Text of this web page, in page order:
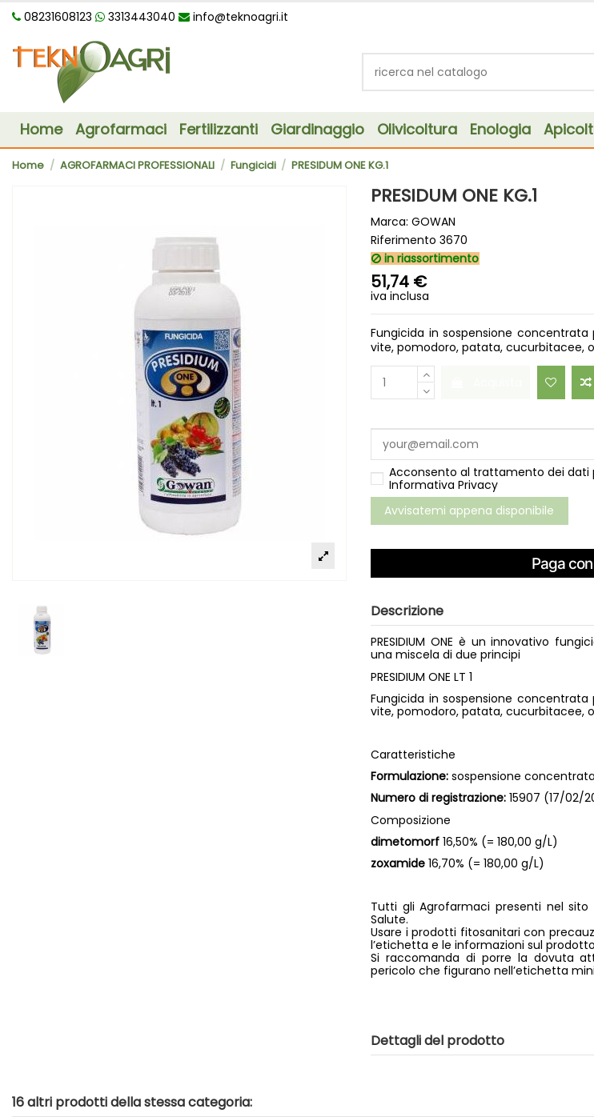
08231608123 3313443040 info@teknoagri.it
Home Agrofarmaci Fertilizzanti Giardinaggio Olivicoltura Enologia
Home AGROFARMACI PROFESSIONALI Fungicidi PRESIDUM ONE KG.1
PRESIDUM ONE KG.1
Marca: GOWAN
Riferimento 3670
in riassortimento
51,74 €
iva inclusa
Fungicida in sospensione
vite, pomodoro, patata, cucurbitacee,
Acconsento al trattamento dei dati
Informativa Privacy
Descrizione
PRESIDIUM ONE è un innovativo
una miscela di due principi
PRESIDIUM ONE LT 1
Fungicida in sospensione
vite, pomodoro, patata, cucurbitacee,
Caratteristiche
Formulazione:sospensione concentrata
Numero di registrazione:15907 (17/02/
Composizione
dimetomorf16,50% (= 180,00 g/L)
zoxamide16,70% (= 180,00 g/L)
Tutti gli Agrofarmaci presenti nel
Salute.
Usare i prodotti fitosanitari con
l’etichetta e le informazioni sul
Si raccomanda di porre la dovuta
pericolo che figurano nell’etichetta
Dettagli del prodotto
16 altri prodotti della stessa categoria: